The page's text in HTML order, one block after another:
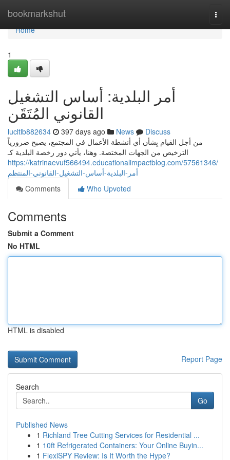
bookmarkshut
Home
Home
1
أمر البلدية: أساس التشغيل
القانوني المُتَقَن
lucltlb882634 397 days ago News
Discuss
من أجل القيام بِشأن أي أنشطة الأعمال في المجتمع، يصبح ضرورياً
الترخيص من الجهات المختصة. وهنا، يأتي دور رخصة البلدية كـ
https://katrinaevuf566494.educationalimpactblog.com/57561346/
أمر-البلدية-أساس-التشغيل-القانوني-المنتظم
Comments
Who Upvoted
Comments
Submit a Comment
No HTML
HTML is disabled
Report Page
Search
Go
Published News
1 Richland Tree Cutting Services for Residential ...
1 10ft Refrigerated Containers: Your Online Buyin...
1 FlexiSPY Review: Is It Worth the Hype?